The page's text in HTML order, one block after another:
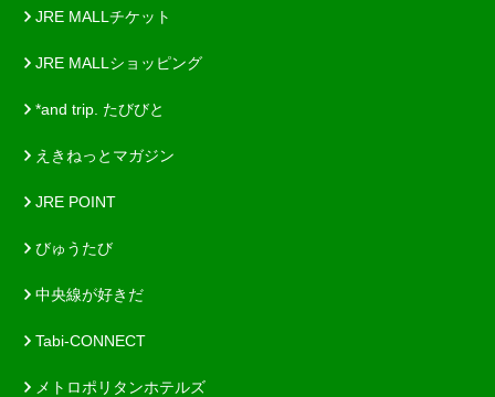
JRE MALLチケット
JRE MALLショッピング
*and trip. たびびと
えきねっとマガジン
JRE POINT
びゅうたび
中央線が好きだ
Tabi-CONNECT
メトロポリタンホテルズ